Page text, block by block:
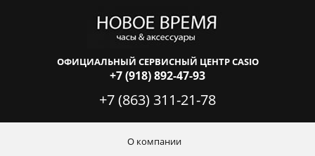
ОФИЦИАЛЬНЫЙ СЕРВИСНЫЙ ЦЕНТР CASIO
+7 (918) 892-47-93
+7 (863) 311-21-78
О компании